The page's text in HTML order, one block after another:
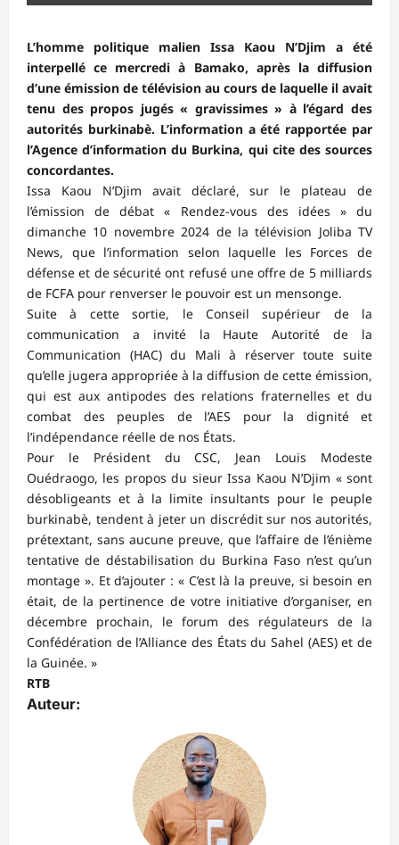
L’homme politique malien Issa Kaou N’Djim a été
interpellé ce mercredi à Bamako, après la diffusion
d’une émission de télévision au cours de laquelle il avait
tenu des propos jugés « gravissimes » à l’égard des
autorités burkinabè. L’information a été rapportée par
l’Agence d’information du Burkina, qui cite des sources
concordantes.
Issa Kaou N’Djim avait déclaré, sur le plateau de
l’émission de débat « Rendez-vous des idées » du
dimanche 10 novembre 2024 de la télévision Joliba TV
News, que l’information selon laquelle les Forces de
défense et de sécurité ont refusé une offre de 5 milliards
de FCFA pour renverser le pouvoir est un mensonge.
Suite à cette sortie, le Conseil supérieur de la
communication a invité la Haute Autorité de la
Communication (HAC) du Mali à réserver toute suite
qu’elle jugera appropriée à la diffusion de cette émission,
qui est aux antipodes des relations fraternelles et du
combat des peuples de l’AES pour la dignité et
l’indépendance réelle de nos États.
Pour le Président du CSC, Jean Louis Modeste
Ouédraogo, les propos du sieur Issa Kaou N’Djim « sont
désobligeants et à la limite insultants pour le peuple
burkinabè, tendent à jeter un discrédit sur nos autorités,
prétextant, sans aucune preuve, que l’affaire de l’énième
tentative de déstabilisation du Burkina Faso n’est qu’un
montage ». Et d’ajouter : « C’est là la preuve, si besoin en
était, de la pertinence de votre initiative d’organiser, en
décembre prochain, le forum des régulateurs de la
Confédération de l’Alliance des États du Sahel (AES) et de
la Guinée. »
RTB
Auteur: